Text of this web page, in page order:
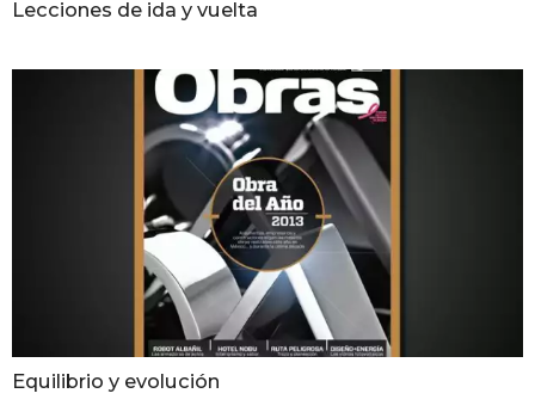
Lecciones de ida y vuelta
Equilibrio y evolución